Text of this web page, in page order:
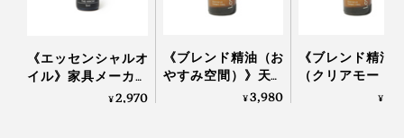
クレオパトラが愛した香りとしても有名で、紀元前か
ら“花の精油の王”として珍重されてきた「ジャスミ
《エッセンシャルオ
イル》家具メーカー
が独自の製法で抽
¥2,970
《ブレンド精油（お
やすみ空間）》天然
精油100％、オリジ
¥3,980
《ブレンド精油
（クリアモード
ライブ・ハーバ
¥